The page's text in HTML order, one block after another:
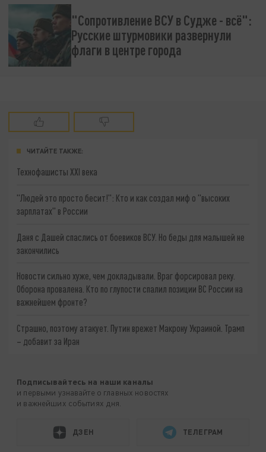
"Сопротивление ВСУ в Судже - всё":
Русские штурмовики развернули
флаги в центре города
ЧИТАЙТЕ ТАКЖЕ:
Технофашисты XXI века
"Людей это просто бесит!": Кто и как создал миф о "высоких
зарплатах" в России
Даня с Дашей спаслись от боевиков ВСУ. Но беды для малышей не
закончились
Новости сильно хуже, чем докладывали. Враг форсировал реку.
Оборона провалена. Кто по глупости спалил позиции ВС России на
важнейшем фронте?
Страшно, поэтому атакует. Путин врежет Макрону Украиной. Трамп
– добавит за Иран
Подписывайтесь на наши каналы
и первыми узнавайте о главных новостях
и важнейших событиях дня.
ДЗЕН ТЕЛЕГРАМ